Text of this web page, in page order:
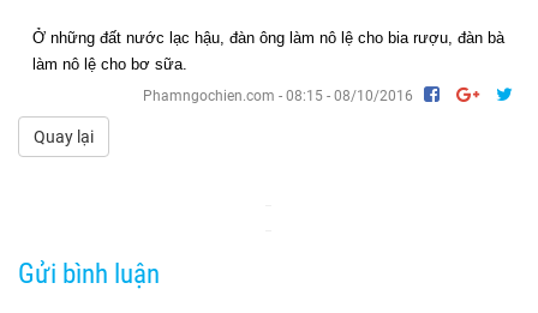
Ở những đất nước lạc hậu, đàn ông làm nô lệ cho bia rượu, đàn bà
làm nô lệ cho bơ sữa.
Phamngochien.com - 08:15 - 08/10/2016
Quay lại
Gửi bình luận